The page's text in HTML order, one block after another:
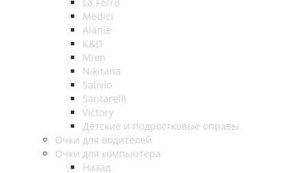
Medici
Alanie
K&D
Mien
Nikitana
Salivio
Santarelli
Victory
Детские и подростковые оправы
Очки для водителей
Очки для компьютера
Назад